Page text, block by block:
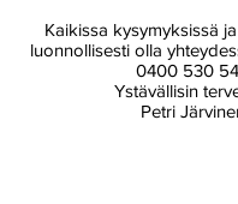
Kaikissa kysymyksissä
luonnollisesti olla
0400 530
Ystävällisin
Petri